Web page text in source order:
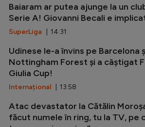
Baiaram ar putea ajunge la un
Serie A! Giovanni Becali e
SuperLiga | 14:31
Udinese le-a învins pe Barcelona
Nottingham Forest și a câștigat
Giulia Cup!
Internațional | 13:58
Atac devastator la Cătălin
făcut numele în ring, tu la TV, pe